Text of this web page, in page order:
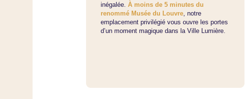
inégalée. À moins de 5 minutes du
renommé Musée du Louvre, notre
emplacement privilégié vous ouvre les portes
d’un moment magique dans la Ville Lumière.